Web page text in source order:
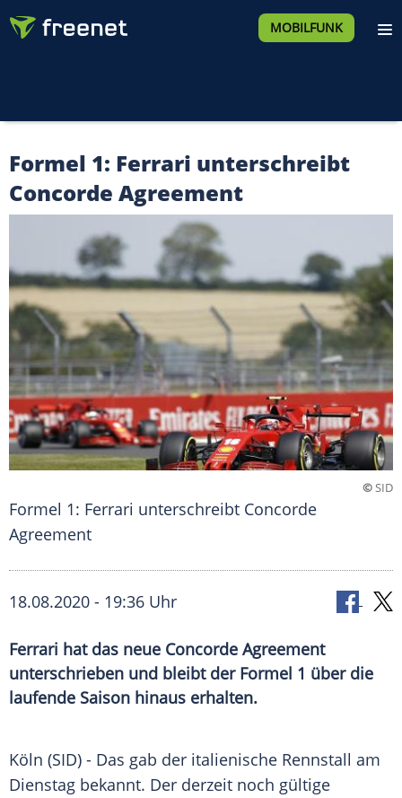
MOBILFUNK
Formel 1: Ferrari unterschreibt
Concorde Agreement
©SID
Formel 1: Ferrari unterschreibt Concorde
Agreement
18.08.2020 - 19:36 Uhr
Ferrari hat das neue Concorde Agreement
unterschrieben und bleibt der Formel 1 über die
laufende Saison hinaus erhalten.
Köln (SID) - Das gab der italienische Rennstall am
Dienstag bekannt. Der derzeit noch gültige